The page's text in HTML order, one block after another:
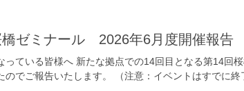
ゼミナール 2026年6月度開催報告
っている皆様へ 新たな拠点での14回目となる第14回
のでご報告いたします。 （注意：イベントはすで